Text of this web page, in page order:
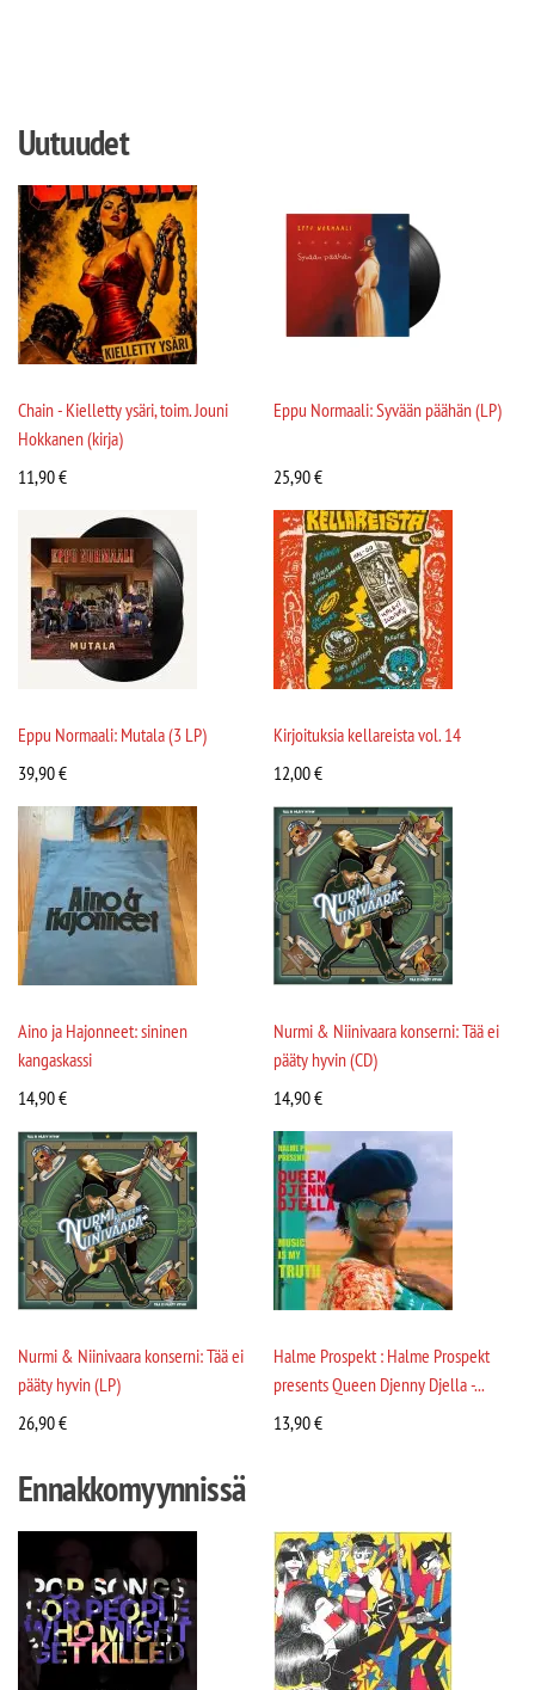
Uutuudet
Chain - Kielletty ysäri, toim. Jouni
Hokkanen (kirja)
11,90€
Eppu Normaali: Syvään päähän (LP)
25,90€
Eppu Normaali: Mutala (3 LP)
39,90€
Kirjoituksia kellareista vol. 14
12,00€
Aino ja Hajonneet: sininen
kangaskassi
14,90€
Nurmi & Niinivaara konserni: Tää ei
pääty hyvin (CD)
14,90€
Nurmi & Niinivaara konserni: Tää ei
pääty hyvin (LP)
26,90€
Halme Prospekt : Halme Prospekt
presents Queen Djenny Djella -...
13,90€
Ennakkomyynnissä